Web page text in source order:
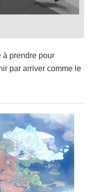
à prendre pour
par arriver comme le